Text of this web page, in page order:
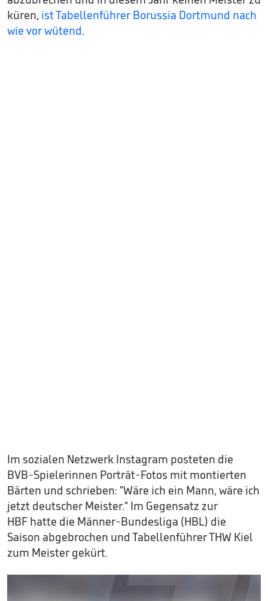
küren, ist Tabellenführer Borussia Dortmund nach
wie vor wütend.
Im sozialen Netzwerk Instagram posteten die
BVB-Spielerinnen Porträt-Fotos mit montierten
Bärten und schrieben: "Wäre ich ein Mann, wäre ich
jetzt deutscher Meister." Im Gegensatz zur
HBF hatte die Männer-Bundesliga (HBL) die
Saison abgebrochen und Tabellenführer THW Kiel
zum Meister gekürt.